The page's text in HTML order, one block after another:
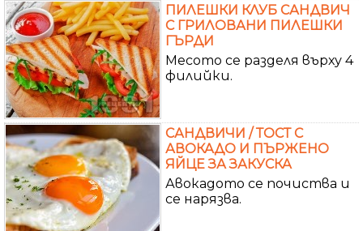
ПИЛЕШКИ КЛУБ САНДВИЧ
С ГРИЛОВАНИ ПИЛЕШКИ
ГЪРДИ
Месото се разделя върху 4
филийки.
САНДВИЧИ / ТОСТ С
АВОКАДО И ПЪРЖЕНО
ЯЙЦЕ ЗА ЗАКУСКА
Авокадото се почиства и
се нарязва.